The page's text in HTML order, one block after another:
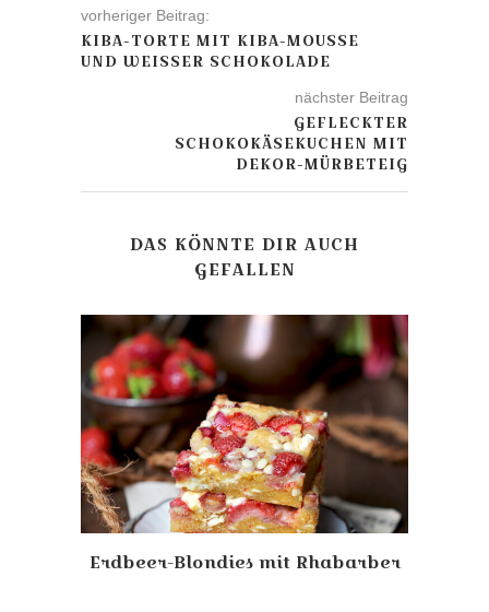
vorheriger Beitrag:
KIBA-TORTE MIT KIBA-MOUSSE
UND WEISSER SCHOKOLADE
nächster Beitrag
GEFLECKTER
SCHOKOKÄSEKUCHEN MIT
DEKOR-MÜRBETEIG
DAS KÖNNTE DIR AUCH
GEFALLEN
Erdbeer-Blondies mit Rhabarber